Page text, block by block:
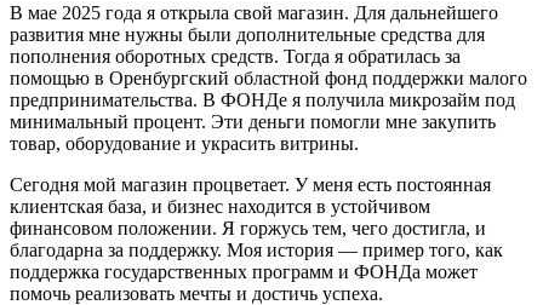
В мае 2025 года я открыла свой магазин. Для дальнейшего
развития мне нужны были дополнительные средства для
пополнения оборотных средств. Тогда я обратилась за
помощью в Оренбургский областной фонд поддержки малого
предпринимательства. В ФОНДе я получила микрозайм под
минимальный процент. Эти деньги помогли мне закупить
товар, оборудование и украсить витрины.
Сегодня мой магазин процветает. У меня есть постоянная
клиентская база, и бизнес находится в устойчивом
финансовом положении. Я горжусь тем, чего достигла, и
благодарна за поддержку. Моя история — пример того, как
поддержка государственных программ и ФОНДа может
помочь реализовать мечты и достичь успеха.